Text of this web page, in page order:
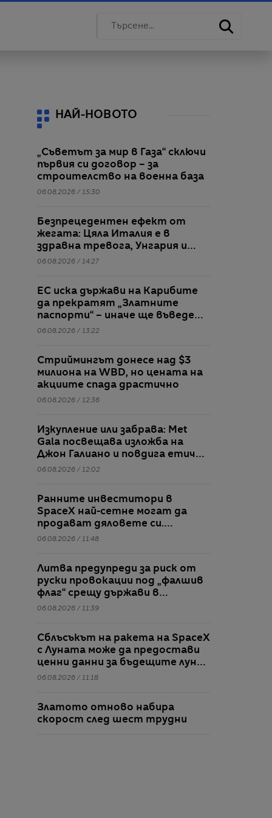
НАЙ-НОВОТО
„Съветът за мир в Газа“ сключи
първия си договор – за
строителство на военна база
06.08.2026 / 15:30
Безпрецедентен ефект от
жегата: Цяла Италия е в
здравна тревога, Унгария и
Румъния пестят
06.08.2026 / 14:27
ЕС иска държави на Карибите
да прекратят „Златните
паспорти“ – иначе ще въведе
визи
06.08.2026 / 13:22
Стриймингът донесе над $3
милиона на WBD, но цената на
акциите спада драстично
06.08.2026 / 12:36
Изкупление или забрава: Met
Gala посвещава изложба на
Джон Галиано и повдига етични
въпроси
06.08.2026 / 12:02
Ранните инвеститори в
SpaceX най-сетне могат да
продават дяловете си.
Таймингът не е идеален
06.08.2026 / 11:48
Литва предупреди за риск от
руски провокации под „фалшив
флаг“ срещу държави в
Балтийския регион
06.08.2026 / 11:39
Сблъсъкът на ракета на SpaceX
с Луната може да предостави
ценни данни за бъдещите лунни
мисии
06.08.2026 / 11:18
Златото отново набира
скорост след шест трудни